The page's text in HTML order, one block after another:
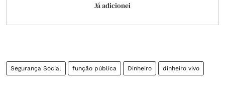
Já adicionei
Segurança Social função pública Dinheiro dinheiro vivo